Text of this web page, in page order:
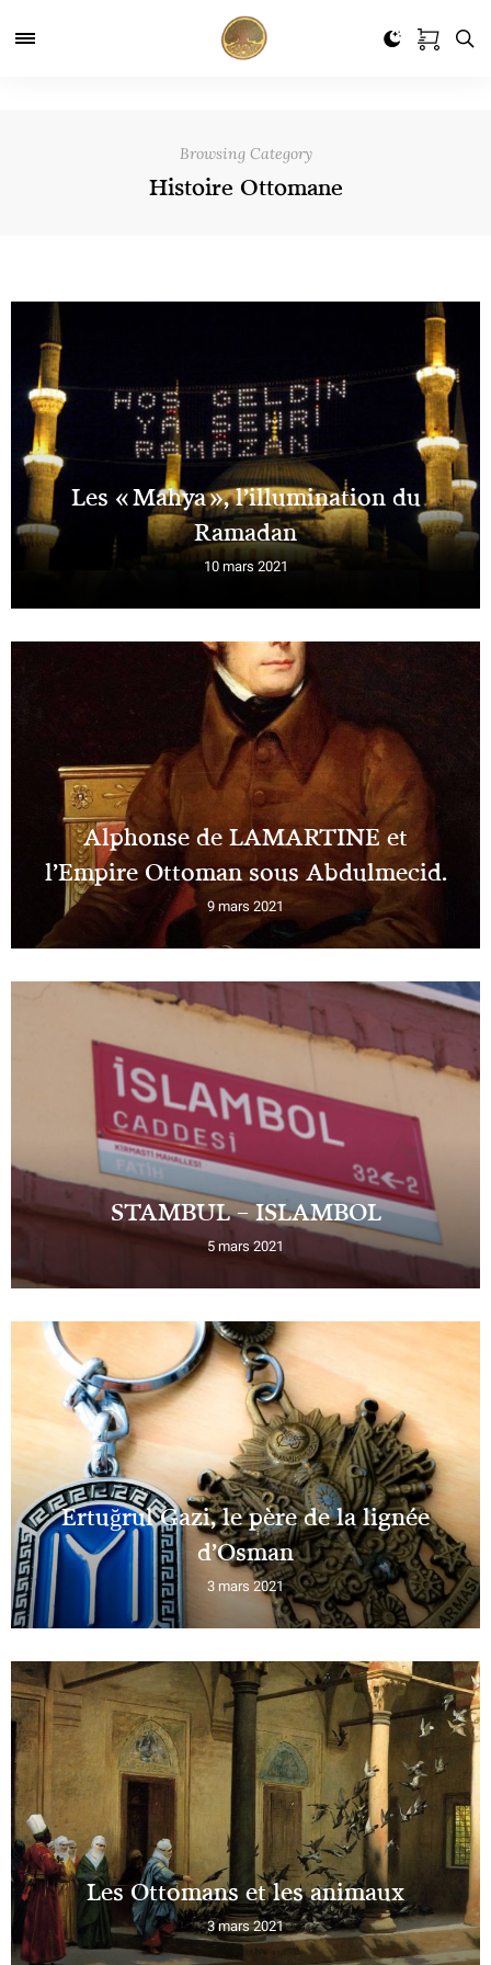
Browsing Category
Histoire Ottomane
Les « Mahya », l’illumination du
Ramadan
10 mars 2021
Alphonse de LAMARTINE et
l’Empire Ottoman sous Abdulmecid.
9 mars 2021
STAMBUL – ISLAMBOL
5 mars 2021
Ertuğrul Gazi, le père de la lignée
d’Osman
3 mars 2021
Les Ottomans et les animaux
3 mars 2021